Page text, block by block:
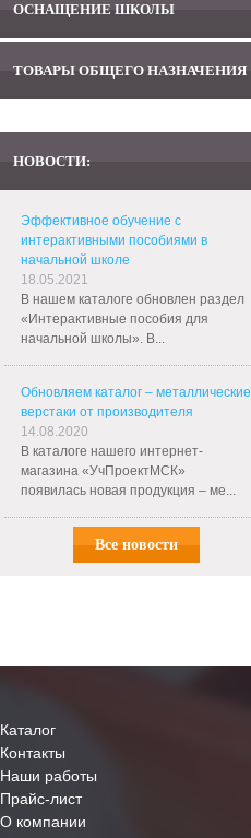
ОСНАЩЕНИЕ ШКОЛЫ
ТОВАРЫ ОБЩЕГО НАЗНАЧЕНИЯ
НОВОСТИ:
Эффективное обучение с
интерактивными пособиями в
начальной школе
18.05.2021
В нашем каталоге обновлен раздел
«Интерактивные пособия для
начальной школы». В...
Обновляем каталог – металлические
верстаки от производителя
14.08.2020
В каталоге нашего интернет-
магазина «УчПроектМСК»
появилась новая продукция – ме...
Все новости
Каталог
Контакты
Наши работы
Прайс-лист
О компании